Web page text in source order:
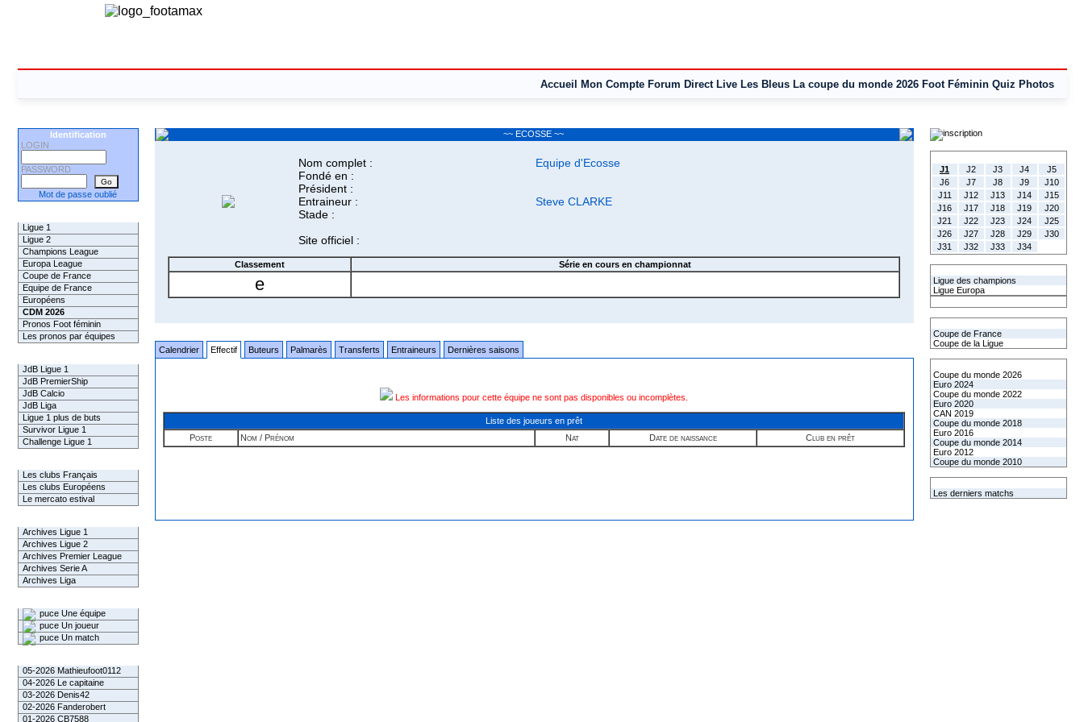
Accueil Mon Compte Forum Direct Live Les Bleus La coupe du monde 2026 Foot Féminin Quiz Photos
Identification
LOGIN
PASSWORD
Mot de passe oublié
Ligue 1
Ligue 2
Champions League
Europa League
Coupe de France
Equipe de France
Européens
CDM 2026
Pronos Foot féminin
Les pronos par équipes
JdB Ligue 1
JdB PremierShip
JdB Calcio
JdB Liga
Ligue 1 plus de buts
Survivor Ligue 1
Challenge Ligue 1
Les clubs Français
Les clubs Européens
Le mercato estival
Archives Ligue 1
Archives Ligue 2
Archives Premier League
Archives Serie A
Archives Liga
Une équipe
Un joueur
Un match
05-2026 Mathieufoot0112
04-2026 Le capitaine
03-2026 Denis42
02-2026 Fanderobert
01-2026 CB7588
~~ ECOSSE ~~
Nom complet :
Fondé en :
Président :
Entraineur :
Stade :
Site officiel :
Equipe d'Ecosse
Steve CLARKE
Classement Série en cours en championnat
e
Calendrier Effectif Buteurs Palmarès Transferts Entraineurs Dernières saisons
Les informations pour cette équipe ne sont pas disponibles ou incomplètes.
Liste des joueurs en prêt
Poste
Nom / Prénom Nat Date de naissance Club en prêt
J1
J2 J3 J4
J5
J6
J7 J8 J9
J10
J11
J12 J13 J14
J15
J16
J17 J18 J19
J20
J21
J22 J23 J24
J25
J26
J27 J28 J29
J30
J31
J32 J33 J34
Ligue des champions
Ligue Europa
Coupe de France
Coupe de la Ligue
Coupe du monde 2026
Euro 2024
Coupe du monde 2022
Euro 2020
CAN 2019
Coupe du monde 2018
Euro 2016
Coupe du monde 2014
Euro 2012
Coupe du monde 2010
Les derniers matchs